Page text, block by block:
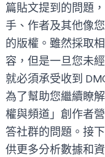
篇貼文提到的問題
手、作者及其他像
的版權。雖然採取
容，但是一旦您未
就必須承受收到
為了幫助您繼續瞭
權與頻道」 創作者
答社群的問題。接
供更多分析數據和